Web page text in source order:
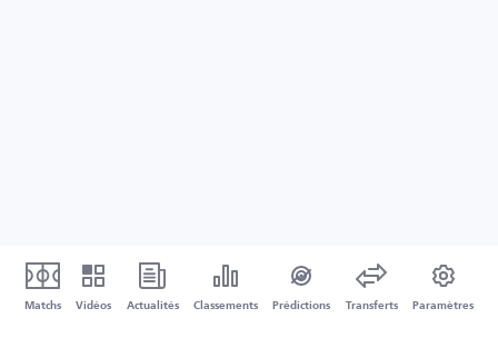
Matchs Vidéos Actualités Classements Prédictions Transferts Paramètres